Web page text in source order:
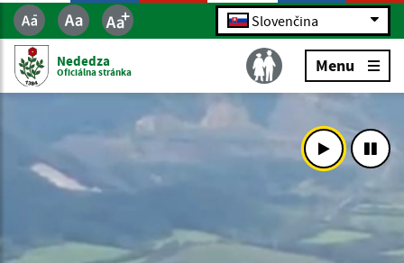
Slovenčina
Nededza
Oficiálna stránka Menu